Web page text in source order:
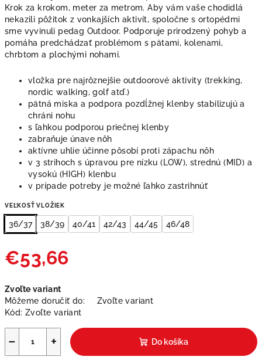
Krok za krokom, meter za metrom. Aby vám vaše chodidlá
nekazili pôžitok z vonkajších aktivít, spoločne s ortopédmi
sme vyvinuli pedag Outdoor. Podporuje prirodzený pohyb a
pomáha predchádzať problémom s pätami, kolenami,
chrbtom a plochými nohami.
vložka pre najrôznejšie outdoorové aktivity (trekking,
nordic walking, golf atď.)
pätná miska a podpora pozdĺžnej klenby stabilizujú a
chráni nohu
s ľahkou podporou priečnej klenby
zabraňuje únave nôh
aktívne uhlie účinne pôsobí proti zápachu nôh
v 3 strihoch s úpravou pre nízku (LOW), strednú (MID) a
vysokú (HIGH) klenbu
v prípade potreby je možné ľahko zastrihnúť
VEĽKOSŤ VLOŽIEK
36/37 38/39 40/41 42/43 44/45 46/48
€53,66
cena:
Zvoľte variant
Môžeme doručiť do:
Zvoľte variant
Kód: Zvoľte variant
+
− Do košíka